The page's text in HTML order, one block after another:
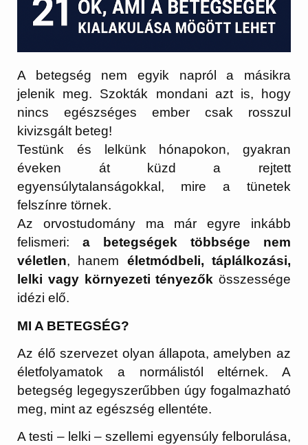
A betegség nem egyik napról a másikra
jelenik meg. Szokták mondani azt is, hogy
nincs egészséges ember csak rosszul
kivizsgált beteg!
Testünk és lelkünk hónapokon, gyakran
éveken át küzd a rejtett
egyensúlytalanságokkal, mire a tünetek
felszínre törnek.
Az orvostudomány ma már egyre inkább
felismeri:a betegségek többsége nem
véletlen, hanem életmódbeli, táplálkozási,
lelki vagy környezeti tényezők összessége
idézi elő.
MI A BETEGSÉG?
Az élő szervezet olyan állapota, amelyben az
életfolyamatok a normálistól eltérnek. A
betegség legegyszerűbben úgy fogalmazható
meg, mint az egészség ellentéte.
A testi – lelki – szellemi egyensúly felborulása,